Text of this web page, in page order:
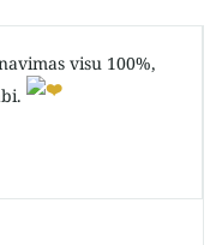
visu 100%,